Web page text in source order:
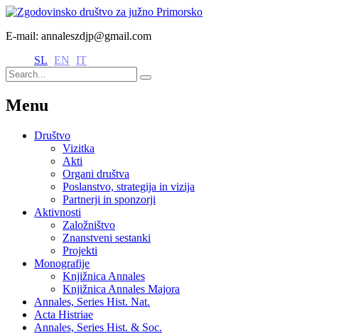
E-mail: annaleszdjp@gmail.com
SL EN IT
Menu
Društvo
Vizitka
Akti
Organi društva
Poslanstvo, strategija in vizija
Partnerji in sponzorji
Aktivnosti
Založništvo
Znanstveni sestanki
Projekti
Monografije
Knjižnica Annales
Knjižnica Annales Majora
Annales, Series Hist. Nat.
Acta Histriae
Annales, Series Hist. & Soc.